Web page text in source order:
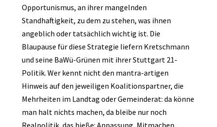
Opportunismus, an ihrer mangelnden
Standhaftigkeit, zu dem zu stehen, was ihnen
angeblich oder tatsächlich wichtig ist. Die
Blaupause für diese Strategie liefern Kretschmann
und seine BaWü-Grünen mit ihrer Stuttgart 21-
Politik. Wer kennt nicht den mantra-artigen
Hinweis auf den jeweiligen Koalitionspartner, die
Mehrheiten im Landtag oder Gemeinderat: da könne
man halt nichts machen, da bleibe nur noch